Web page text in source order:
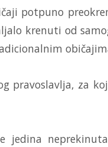
potpuno
krenuti od
pravoslavlja, za
jedina